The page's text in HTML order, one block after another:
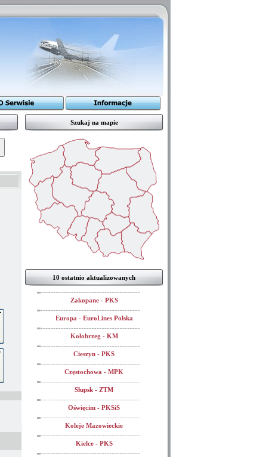
Szukaj na mapie
10 ostatnio aktualizowanych
Zakopane - PKS
Europa - EuroLines Polska
Kołobrzeg - KM
Cieszyn - PKS
Częstochowa - MPK
Słupsk - ZTM
Oświęcim - PKSiS
Koleje Mazowieckie
Kielce - PKS